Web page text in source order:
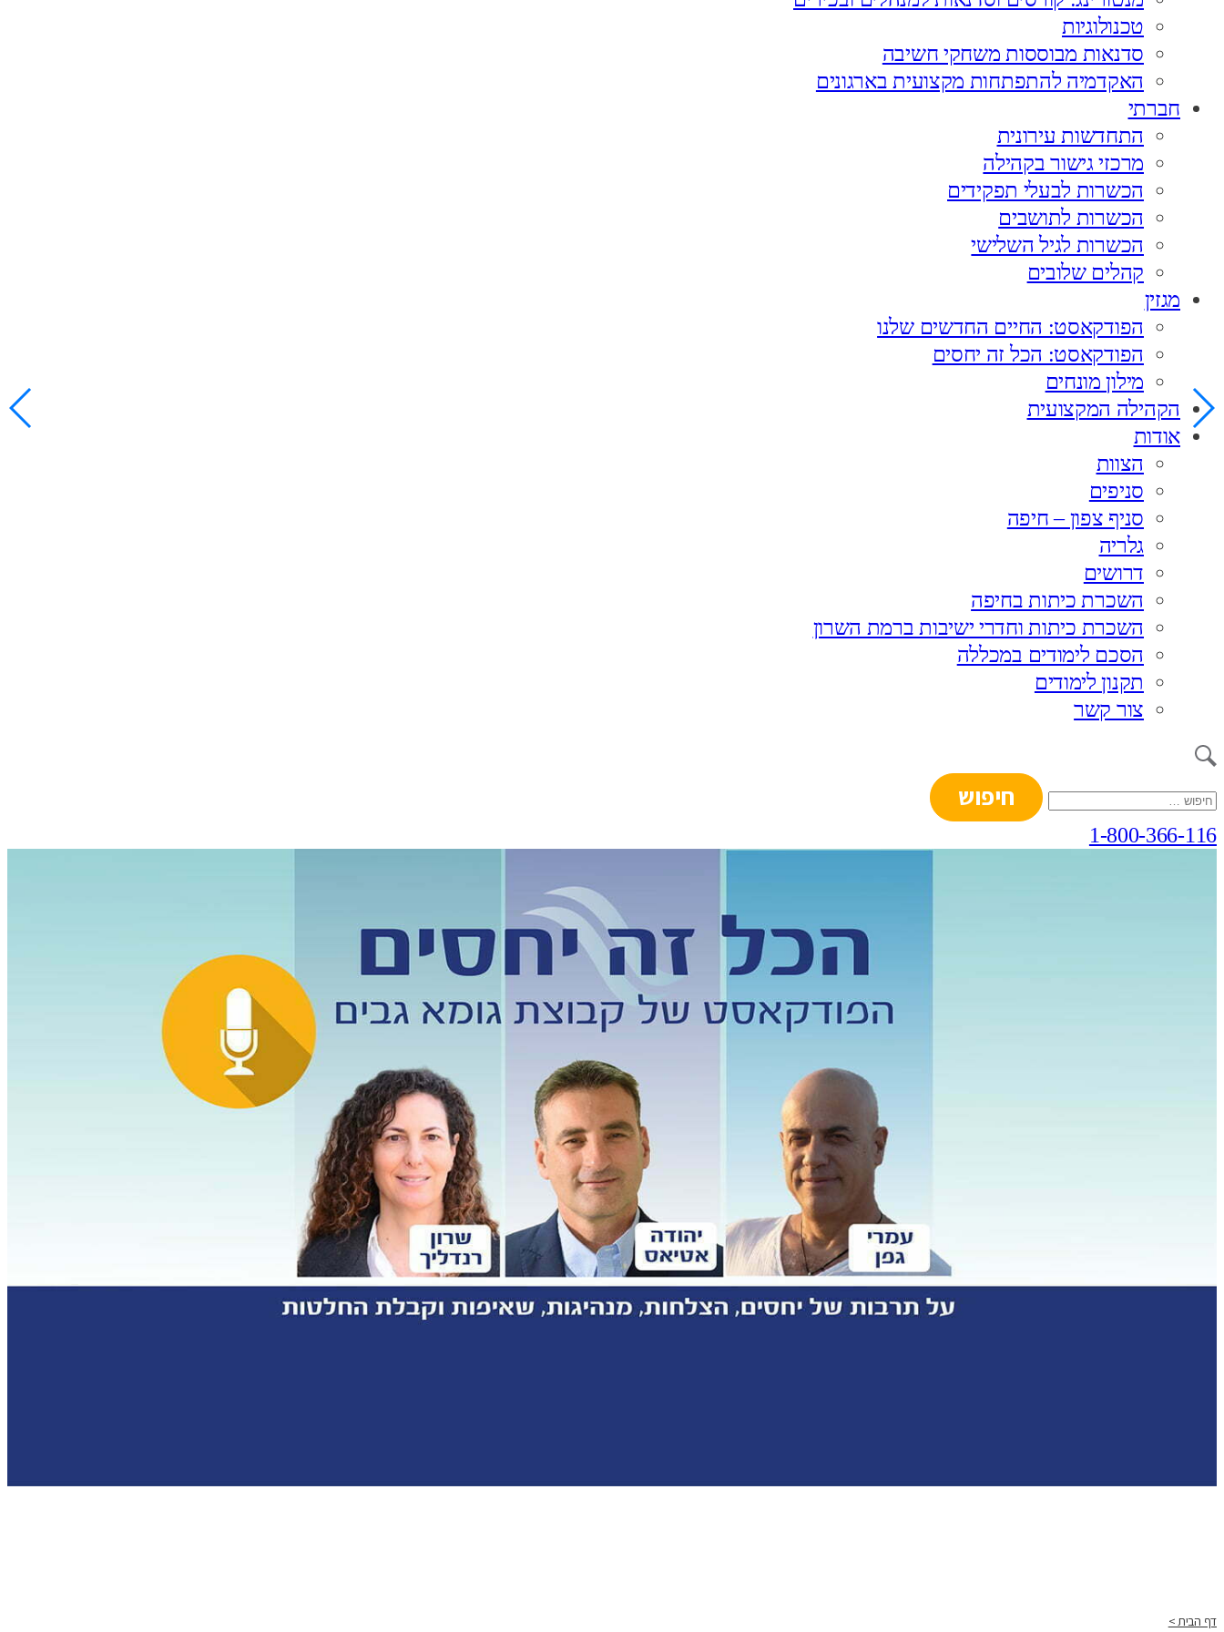
טכנולוגיות
סדנאות מבוססות משחקי חשיבה
האקדמיה להתפתחות מקצועית בארגונים
חברתי
התחדשות עירונית
מרכזי גישור בקהילה
הכשרות לבעלי תפקידים
הכשרות לתושבים
הכשרות לגיל השלישי
קהלים שלובים
מגזין
הפודקאסט: החיים החדשים שלנו
הפודקאסט: הכל זה יחסים
מילון מונחים
הקהילה המקצועית
אודות
הצוות
סניפים
סניף צפון – חיפה
גלריה
דרושים
השכרת כיתות בחיפה
השכרת כיתות וחדרי ישיבות ברמת השרון
הסכם לימודים במכללה
תקנון לימודים
צור קשר
חיפוש:
1-800-366-116
דף הבית >